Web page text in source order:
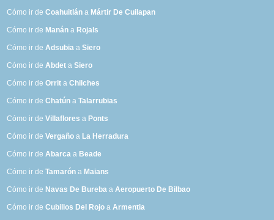
Cómo ir deCoahuitlán a Mártir De Cuilapan
Cómo ir de Manán a Rojals
Cómo ir deAdsubia aSiero
Cómo ir deAbdet aSiero
Cómo ir deOrrit aChilches
Cómo ir deChatún aTalarrubias
Cómo ir deVillaflores a Ponts
Cómo ir deVergaño a La Herradura
Cómo ir deAbarca a Beade
Cómo ir deTamarón a Maians
Cómo ir de Navas De Bureba aAeropuerto De Bilbao
Cómo ir deCubillos Del Rojo aArmentia